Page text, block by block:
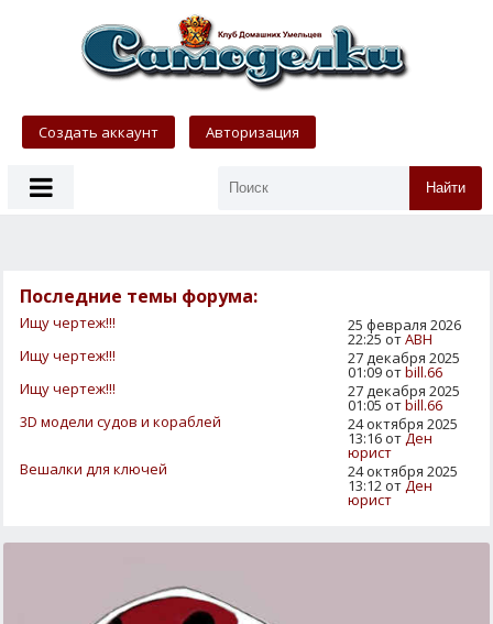
Создать аккаунт Авторизация
Найти
Последние темы форума:
Ищу чертеж!!! 25 февраля 2026
22:25 отАВН
Ищу чертеж!!!
27 декабря 2025
01:09 отbill.66
Ищу чертеж!!!
27 декабря 2025
01:05 отbill.66
3D модели судов и кораблей
24 октября 2025
13:16 отДен
юрист
Вешалки для ключей
24 октября 2025
13:12 отДен
юрист